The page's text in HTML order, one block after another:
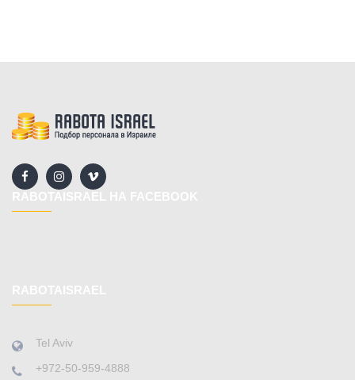
Tel Aviv
+972-50-959-4888